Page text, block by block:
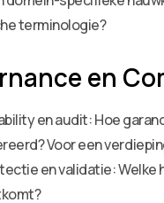
terminologie?
en
en audit: Hoe
Voor een
en validatie: Welke